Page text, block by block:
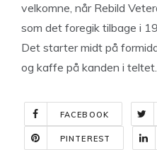
velkomne, når Rebild
som det foregik tilbage i
Det starter midt på
og kaffe på kanden i
FACEBOOK
PINTEREST